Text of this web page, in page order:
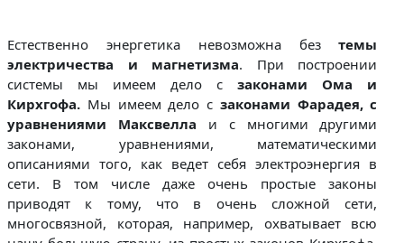
Естественно энергетика невозможна безтемы
электричества и магнетизма. При построении
системы мы имеем дело сзаконами Ома и
Кирхгофа. Мы имеем дело с законами Фарадея, с
уравнениями Максвелла и с многими другими
законами, уравнениями, математическими
описаниями того, как ведет себя электроэнергия в
сети. В том числе даже очень простые законы
приводят к тому, что в очень сложной сети,
многосвязной, которая, например, охватывает всю